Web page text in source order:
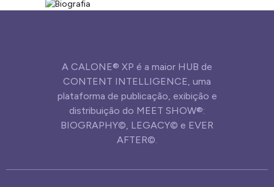
A CALONE® XP é a maior HUB de
CONTENT INTELLIGENCE, uma
plataforma de publicação, exibição e
distribuição do MEET SHOW®:
BIOGRAPHY©, LEGACY© e EVER
AFTER©.